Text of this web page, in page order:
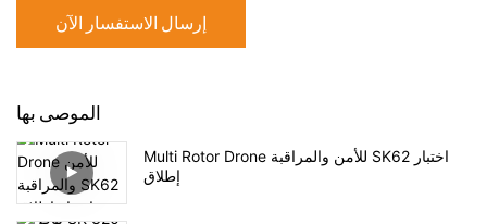
إرسال الاستفسار الآن
الموصى بها
Multi Rotor Drone للأمن والمراقبة SK62 اختبار
إطلاق